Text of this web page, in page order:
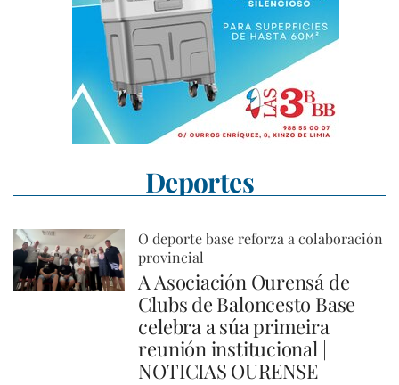
Deportes
O deporte base reforza a colaboración
provincial
A Asociación Ourensá de
Clubs de Baloncesto Base
celebra a súa primeira
reunión institucional |
NOTICIAS OURENSE